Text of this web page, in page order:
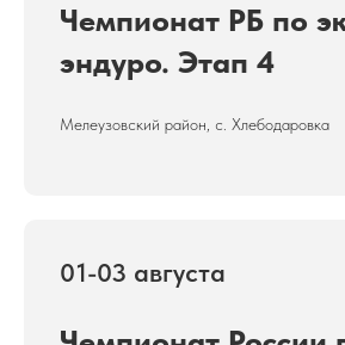
Чемпионат РБ по
эндуро. Этап 4
Мелеузовский район, с. Хлебодаровка
01-03 августа